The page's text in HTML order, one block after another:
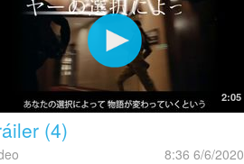
2:05
(4)
8:36 6/6/2020